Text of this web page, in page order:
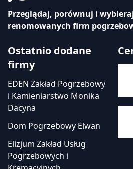
Przeglądaj, porównuj i
renomowanych firm
Ostatnio dodane
firmy
EDEN Zakład Pogrzebowy
i Kamieniarstwo Monika
Dacyna
Dom Pogrzebowy Elwan
Elizjum Zakład Usług
Pogrzebowych i